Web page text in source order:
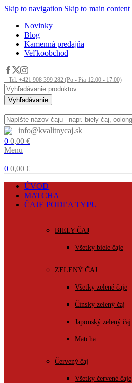
Skip to navigation Skip to main content
Novinky
Blog
Kamenná predajňa
Veľkoobchod
Tel: +421 908 399 282 (Po - Pia 12:00 - 17:00)
Vyhľadávanie
info@kvalitnycaj.sk
0 0,00 €
Menu
0 0,00 €
ÚVOD
MATCHA
ČAJE PODĽA TYPU
BIELY ČAJ
Všetky biele čaje
ZELENÝ ČAJ
Všetky zelené čaje
Čínsky zelený čaj
Japonský zelený čaj
Matcha
Červený čaj
Všetky červené čaje